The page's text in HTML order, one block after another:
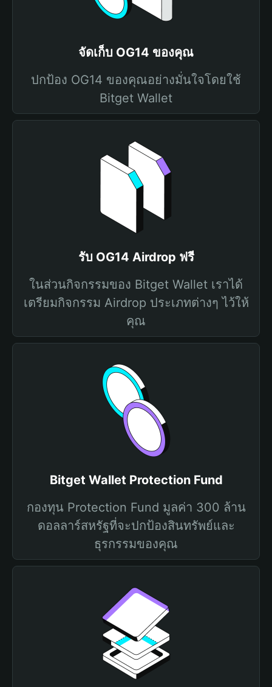
จัดเก็บ OG14 ของคุณ
ปกป้อง OG14 ของคุณอย่างมั่นใจโดยใช้
Bitget Wallet
รับ OG14 Airdrop ฟรี
ในส่วนกิจกรรมของ Bitget Wallet เราได้
เตรียมกิจกรรม Airdrop ประเภทต่างๆ ไว้ให้
คุณ
Bitget Wallet Protection Fund
กองทุน Protection Fund มูลค่า 300 ล้าน
ดอลลาร์สหรัฐที่จะปกป้องสินทรัพย์และ
ธุรกรรมของคุณ